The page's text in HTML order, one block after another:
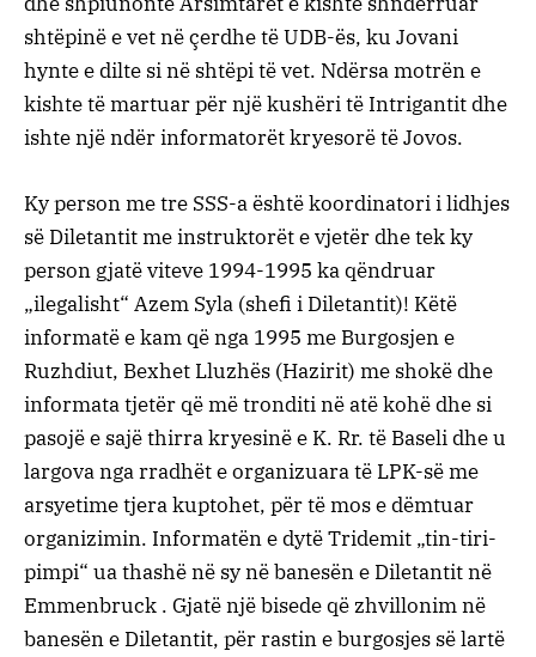
shtëpinë e vet në çerdhe të UDB-ës, ku Jovani
hynte e dilte si në shtëpi të vet. Ndërsa motrën e
kishte të martuar për një kushëri të Intrigantit dhe
ishte një ndër informatorët kryesorë të Jovos.
Ky person me tre SSS-a është koordinatori i lidhjes
së Diletantit me instruktorët e vjetër dhe tek ky
person gjatë viteve 1994-1995 ka qëndruar
„ilegalisht“ Azem Syla (shefi i Diletantit)! Këtë
informatë e kam që nga 1995 me Burgosjen e
Ruzhdiut, Bexhet Lluzhës (Hazirit) me shokë dhe
informata tjetër që më tronditi në atë kohë dhe si
pasojë e sajë thirra kryesinë e K. Rr. të Baseli dhe u
largova nga rradhët e organizuara të LPK-së me
arsyetime tjera kuptohet, për të mos e dëmtuar
organizimin. Informatën e dytë Tridemit „tin-tiri-
pimpi“ ua thashë në sy në banesën e Diletantit në
Emmenbruck . Gjatë një bisede që zhvillonim në
banesën e Diletantit, për rastin e burgosjes së lartë